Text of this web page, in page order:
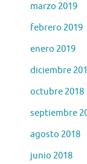
marzo 2019
febrero 2019
enero 2019
diciembre
octubre 2018
septiembre
agosto 2018
junio 2018